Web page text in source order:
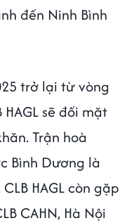
đến Ninh Bình
trở lại từ vòng
sẽ đối mặt
Trận hoà
Bình Dương là
HAGL còn gặp
CAHN, Hà Nội